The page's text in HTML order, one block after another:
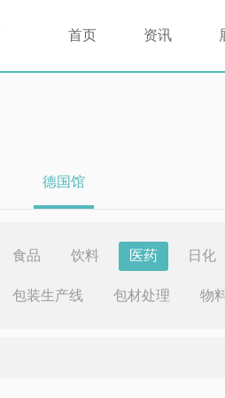
首页 资讯
德国馆
食品 饮料 医药 日化
包装生产线 包材处理 物